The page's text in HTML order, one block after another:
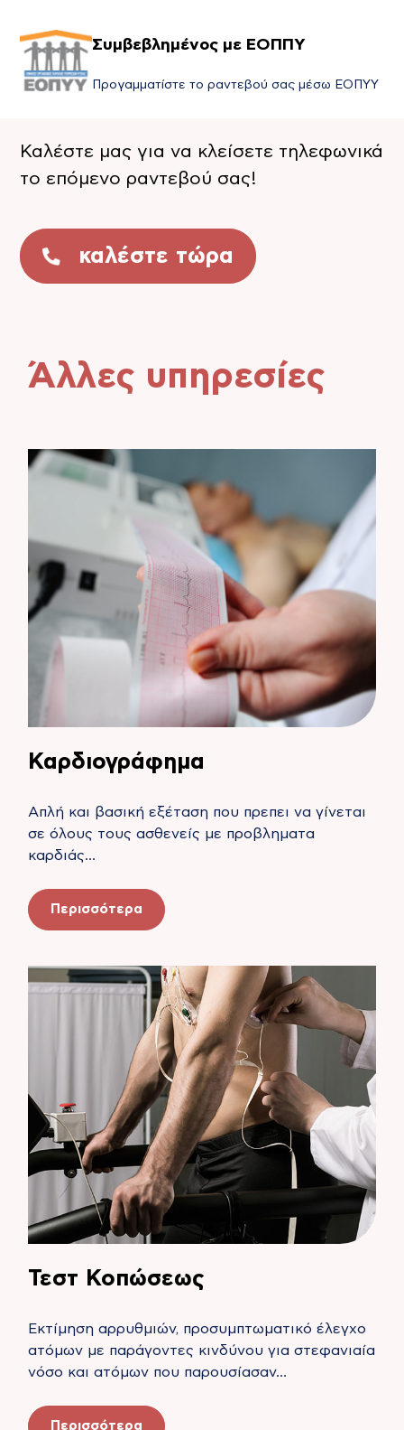
Συμβεβλημένος με ΕΟΠΠΥ
Προγαμματίστε το ραντεβού σας μέσω ΕΟΠΥΥ
Καλέστε μας για να κλείσετε τηλεφωνικά
το επόμενο ραντεβού σας!
καλέστε τώρα
Άλλες υπηρεσίες
Καρδιογράφημα
Aπλή και βασική εξέταση που πρεπει να γίνεται
σε όλους τους ασθενείς με προβληματα
καρδιάς…
Περισσότερα
Τεστ Κοπώσεως
Εκτίμηση αρρυθμιών, προσυμπτωματικό έλεγχο
ατόμων με παράγοντες κινδύνου για στεφανιαία
νόσο και ατόμων που παρουσίασαν…
Περισσότερα